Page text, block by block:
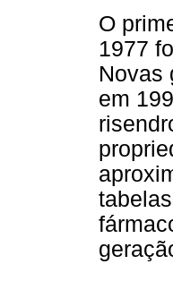
O
1977
Novas
em